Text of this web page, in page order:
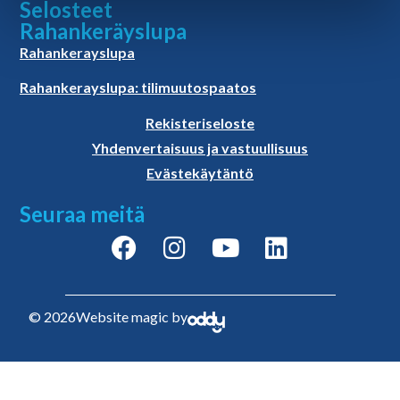
Selosteet
Rahankeräyslupa
Rahankerayslupa
Rahankerayslupa: tilimuutospaatos
Rekisteriseloste
Yhdenvertaisuus ja vastuullisuus
Evästekäytäntö
Seuraa meitä
© 2026Website magic by